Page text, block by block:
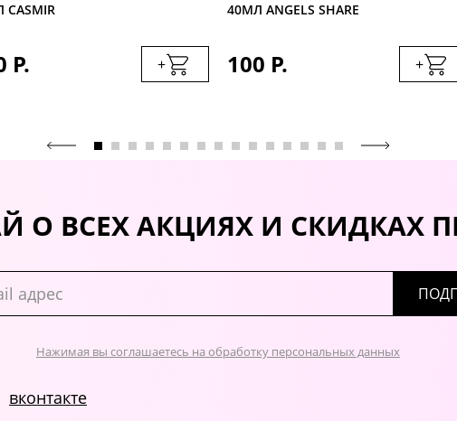
Р. +
40МЛ ANGELS SHARE
100 Р. +
О ВСЕХ АКЦИЯХ И СКИДКАХ
Нажимая вы соглашаетесь на обработку персональных данных
вконтакте